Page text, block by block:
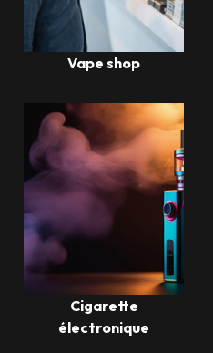
Vape shop
Cigarette
électronique